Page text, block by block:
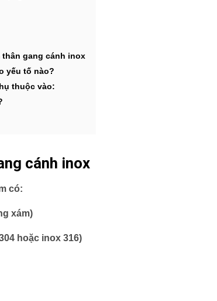
gang cánh inox
yếu tố nào?
thuộc vào:
cánh inox
có:
xám)
hoặc inox 316)